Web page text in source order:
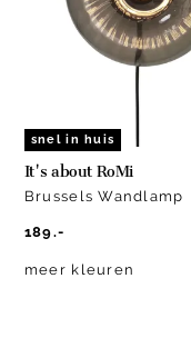
snel in huis
It's about RoMi
Brussels Wandlamp
189.-
meer kleuren